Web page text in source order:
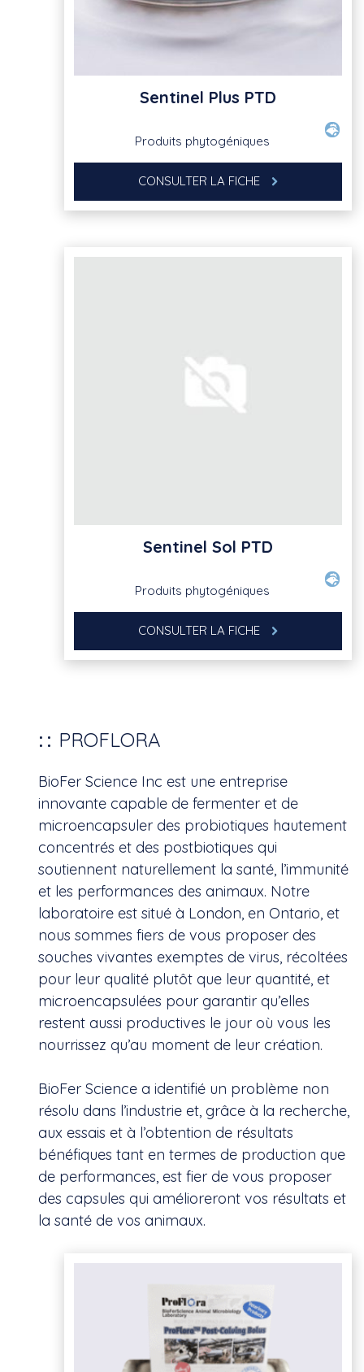
Sentinel Plus PTD
Produits phytogéniques
CONSULTER LA FICHE
Sentinel Sol PTD
Produits phytogéniques
CONSULTER LA FICHE
PROFLORA
BioFer Science Inc est une entreprise
innovante capable de fermenter et de
microencapsuler des probiotiques hautement
concentrés et des postbiotiques qui
soutiennent naturellement la santé, l’immunité
et les performances des animaux. Notre
laboratoire est situé à London, en Ontario, et
nous sommes fiers de vous proposer des
souches vivantes exemptes de virus, récoltées
pour leur qualité plutôt que leur quantité, et
microencapsulées pour garantir qu’elles
restent aussi productives le jour où vous les
nourrissez qu’au moment de leur création.
BioFer Science a identifié un problème non
résolu dans l’industrie et, grâce à la recherche,
aux essais et à l’obtention de résultats
bénéfiques tant en termes de production que
de performances, est fier de vous proposer
des capsules qui amélioreront vos résultats et
la santé de vos animaux.